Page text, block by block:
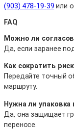
(903) 478-19-39 или
FAQ
Можно ли
Да, если заранее
Как сократить
Передайте точный
маршруту.
Нужна ли
Да, она защищает
переносе.